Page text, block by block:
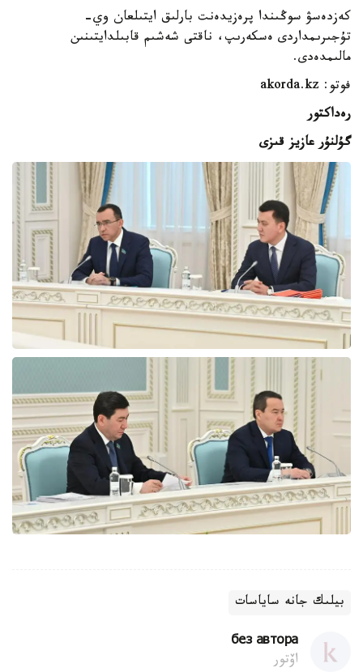
كەزدەسۋ سوڭىندا پرەزيدەنت بارلىق ايتىلعان وي-
تۇجىرىمداردى ەسكەرىپ، ناقتى شەشىم قابىلدايتىنىن
مالىمدەدى.
فوتو: akorda.kz
رەداكتور
گۇلنۇر عازيز قىزى
بيلىك جانە ساياسات
без автора
اۆتور